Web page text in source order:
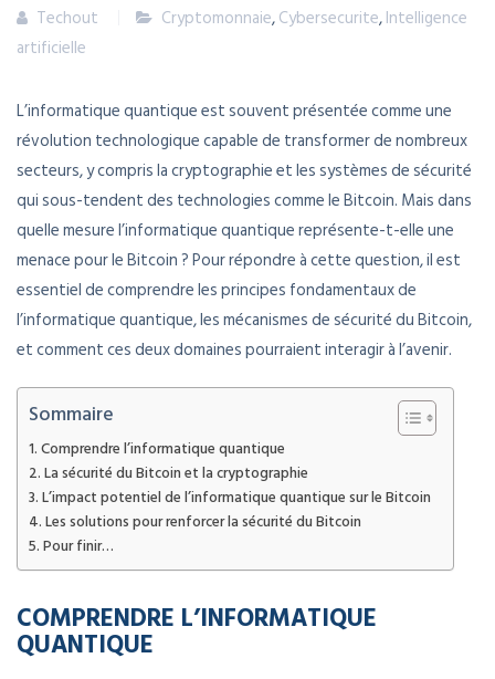
Techout Cryptomonnaie,Cybersecurite,Intelligence
artificielle
L’informatique quantique est souvent présentée comme une
révolution technologique capable de transformer de nombreux
secteurs, y compris la cryptographie et les systèmes de sécurité
qui sous-tendent des technologies comme le Bitcoin. Mais dans
quelle mesure l’informatique quantique représente-t-elle une
menace pour le Bitcoin ? Pour répondre à cette question, il est
essentiel de comprendre les principes fondamentaux de
l’informatique quantique, les mécanismes de sécurité du Bitcoin,
et comment ces deux domaines pourraient interagir à l’avenir.
Sommaire
Comprendre l’informatique quantique
La sécurité du Bitcoin et la cryptographie
L’impact potentiel de l’informatique quantique sur le Bitcoin
Les solutions pour renforcer la sécurité du Bitcoin
Pour finir…
COMPRENDRE L’INFORMATIQUE
QUANTIQUE